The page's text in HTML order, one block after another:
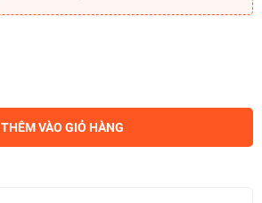
THÊM VÀO GIỎ HÀNG